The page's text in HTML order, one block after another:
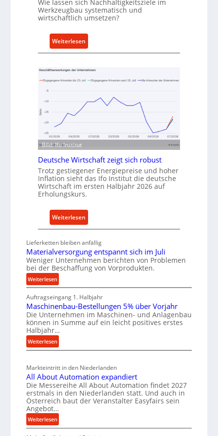
t
A
k
a
f
v
n
t
r
i
e
E
r
a
t
z
e
i
l
e
n
Wie lassen sich Nachhaltigkeitsziele im
Werkzeugbau systematisch und
wirtschaftlich umsetzen?
Weiterlesen:
M
t
h
d
n
a
c
h
l
i
g
e
e
r
k
z
e
a
u
p
r
e
Bild: Ifo Institut
Deutsche Wirtschaft zeigt sich robust
Trotz gestiegener Energiepreise und hoher
Inflation sieht das Ifo Institut die deutsche
Wirtschaft im ersten Halbjahr 2026 auf
Erholungskurs.
Weiterlesen:
D
u
t
s
h
e
W
s
h
a
f
t
i
Lieferketten bleiben anfällig
Materialversorgung entspannt sich im Juli
Weniger Unternehmen berichten von Problemen
bei der Beschaffung von Vorprodukten.
Weiterlesen:
M
a
t
e
r
i
a
l
e
r
s
o
g
u
Auftragseingang 1. Halbjahr
Maschinenbau-Bestellungen 5% über Vorjahr
Die Unternehmen im Maschinen- und Anlagenbau
können in Summe auf ein leicht positives erstes
Halbjahr…
Weiterlesen:
M
s
c
h
i
n
e
n
Markteintritt in den Niederlanden
All About Automation expandiert
Die Messereihe All About Automation findet 2027
erstmals in den Niederlanden statt. Und auch in
Österreich baut der Veranstalter Easyfairs sein
Angebot…
Weiterlesen:
A